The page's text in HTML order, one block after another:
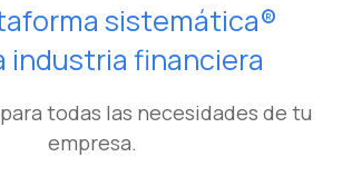
sistemática®
industria financiera
todas las necesidades de tu
empresa.